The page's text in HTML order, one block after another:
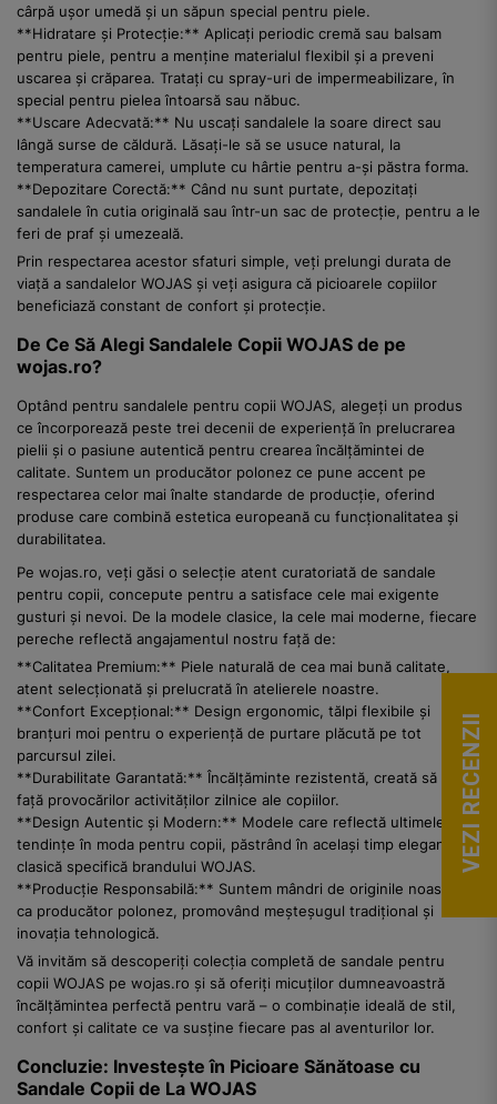
cârpă ușor umedă și un săpun special pentru piele.
**Hidratare și Protecție:** Aplicați periodic cremă sau balsam
pentru piele, pentru a menține materialul flexibil și a preveni
uscarea și crăparea. Tratați cu spray-uri de impermeabilizare, în
special pentru pielea întoarsă sau năbuc.
**Uscare Adecvată:** Nu uscați sandalele la soare direct sau
lângă surse de căldură. Lăsați-le să se usuce natural, la
temperatura camerei, umplute cu hârtie pentru a-și păstra forma.
**Depozitare Corectă:** Când nu sunt purtate, depozitați
sandalele în cutia originală sau într-un sac de protecție, pentru a le
feri de praf și umezeală.
Prin respectarea acestor sfaturi simple, veți prelungi durata de
viață a sandalelor WOJAS și veți asigura că picioarele copiilor
beneficiază constant de confort și protecție.
De Ce Să Alegi Sandalele Copii WOJAS de pe
wojas.ro?
Optând pentru sandalele pentru copii WOJAS, alegeți un produs
ce încorporează peste trei decenii de experiență în prelucrarea
pielii și o pasiune autentică pentru crearea încălțămintei de
calitate. Suntem un producător polonez ce pune accent pe
respectarea celor mai înalte standarde de producție, oferind
produse care combină estetica europeană cu funcționalitatea și
durabilitatea.
Pe wojas.ro, veți găsi o selecție atent curatoriată de sandale
pentru copii, concepute pentru a satisface cele mai exigente
gusturi și nevoi. De la modele clasice, la cele mai moderne, fiecare
pereche reflectă angajamentul nostru față de:
**Calitatea Premium:** Piele naturală de cea mai bună calitate,
atent selecționată și prelucrată în atelierele noastre.
**Confort Excepțional:** Design ergonomic, tălpi flexibile și
branțuri moi pentru o experiență de purtare plăcută pe tot
parcursul zilei.
**Durabilitate Garantată:** Încălțăminte rezistentă, creată să facă
față provocărilor activităților zilnice ale copiilor.
**Design Autentic și Modern:** Modele care reflectă ultimele
tendințe în moda pentru copii, păstrând în același timp eleganța
clasică specifică brandului WOJAS.
**Producție Responsabilă:** Suntem mândri de originile noastre
ca producător polonez, promovând meșteșugul tradițional și
inovația tehnologică.
Vă invităm să descoperiți colecția completă de sandale pentru
copii WOJAS pe wojas.ro și să oferiți micuților dumneavoastră
încălțămintea perfectă pentru vară – o combinație ideală de stil,
confort și calitate ce va susține fiecare pas al aventurilor lor.
Concluzie: Investește în Picioare Sănătoase cu
Sandale Copii de La WOJAS
VEZI RECENZII